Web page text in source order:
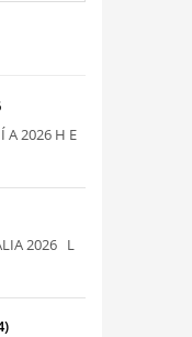
A 2026 H E
2026 L